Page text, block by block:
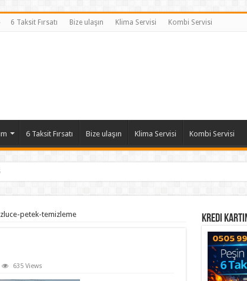
6 Taksit Fırsatı Bize ulaşın Klima Servisi Kombi Servisi
6 Taksit Fırsatı Bize ulaşın Klima Servisi Kombi Servisi
petek-temizleme
635 Views
Kredi